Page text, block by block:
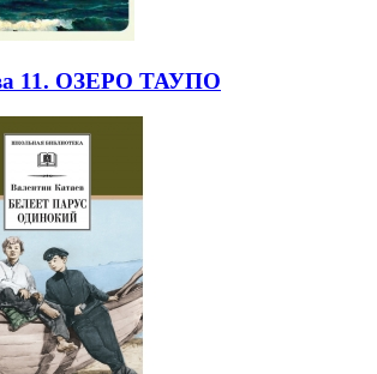
11. ОЗЕРО ТАУПО